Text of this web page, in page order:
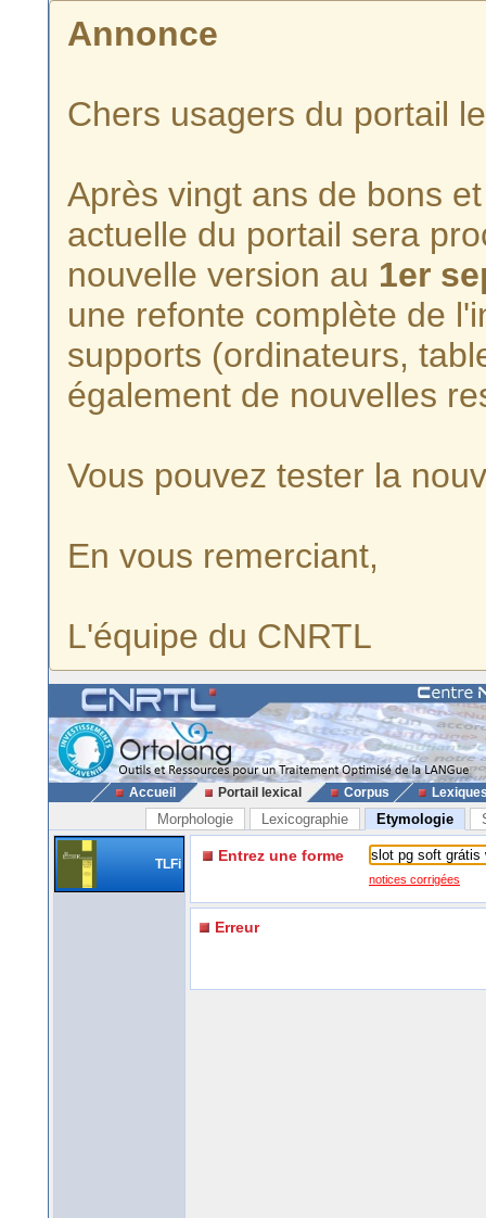
Annonce
Chers usagers du portail
Après vingt ans de bons
actuelle du portail sera
nouvelle version au 1er
une refonte complète de
supports (ordinateurs,
également de nouvelles
Vous pouvez tester la
En vous remerciant,
L'équipe du CNRTL
Accueil Portail lexical Corpus
Morphologie Lexicographie Etymologie
TLFi Entrez une forme
notices corrigées
Erreur